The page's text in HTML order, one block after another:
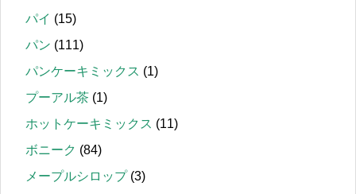
パイ (15)
パン (111)
パンケーキミックス (1)
プーアル茶 (1)
ホットケーキミックス (11)
ボニーク (84)
メープルシロップ(3)